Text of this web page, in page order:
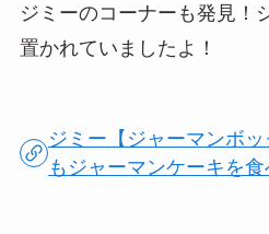
ジミーのコーナーも発見！
置かれていましたよ！
ジミー【ジャーマンボ
もジャーマンケーキを食